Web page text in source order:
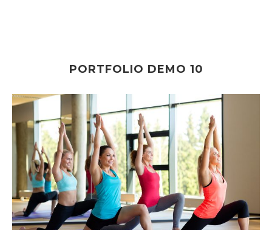
PORTFOLIO DEMO 10